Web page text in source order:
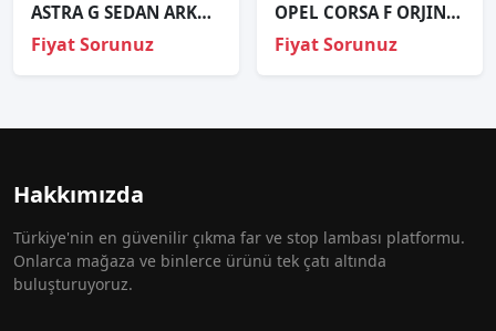
ASTRA G SEDAN ARKA KRISTAL STOP SAĞ SOL 1998 1999 2000 VE ÜZERİ
Fiyat Sorunuz
OPEL CORSA F ORJINAL ÇIKMA STOP
Fiyat Sorunuz
Hakkımızda
Türkiye'nin en güvenilir çıkma far ve stop lambası platformu.
Onlarca mağaza ve binlerce ürünü tek çatı altında
buluşturuyoruz.